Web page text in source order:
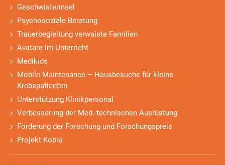
Geschwisterinsel
Psychosoziale Beratung
Trauerbegleitung verwaiste Familien
Avatare im Unterricht
Medikids
Mobile Maintenance – Hausbesuche für kleine
Krebspatienten
Unterstützung Klinikpersonal
Verbesserung der Med.-technischen Ausrüstung
Förderung der Forschung und Forschungspreis
Projekt Kobra